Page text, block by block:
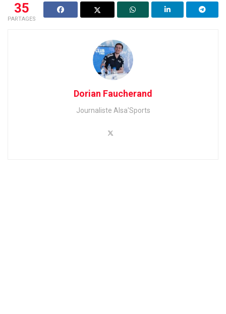
35
PARTAGES
Dorian Faucherand
Journaliste Alsa'Sports